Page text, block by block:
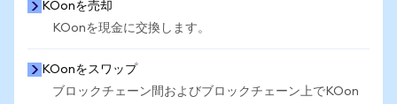
KOonを売却
KOonを現金に交換します。
KOonをスワップ
ブロックチェーン間およびブロックチェーン上でKOon